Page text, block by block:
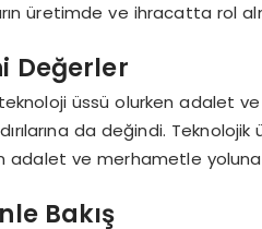
üretimde ve ihracatta rol
Değerler
teknoloji üssü olurken adalet
da değindi.
adalet ve merhametle
Bakış